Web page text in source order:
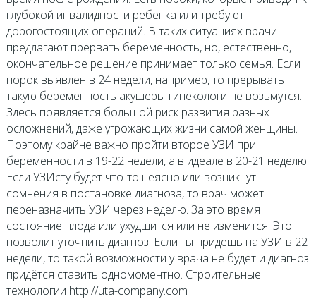
глубокой инвалидности ребёнка или требуют
дорогостоящих операций. В таких ситуациях врачи
предлагают прервать беременность, но, естественно,
окончательное решение принимает только семья. Если
порок выявлен в 24 недели, например, то прерывать
такую беременность акушеры-гинекологи не возьмутся.
Здесь появляется большой риск развития разных
осложнений, даже угрожающих жизни самой женщины.
Поэтому крайне важно пройти второе УЗИ при
беременности в 19-22 недели, а в идеале в 20-21 неделю.
Если УЗИсту будет что-то неясно или возникнут
сомнения в постановке диагноза, то врач может
переназначить УЗИ через неделю. За это время
состояние плода или ухудшится или не изменится. Это
позволит уточнить диагноз. Если ты придёшь на УЗИ в 22
недели, то такой возможности у врача не будет и диагноз
придётся ставить одномоментно. Строительные
технологии http://uta-company.com